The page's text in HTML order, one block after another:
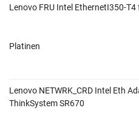
Lenovo FRU Intel EthernetI350-
Platinen
Lenovo NETWRK_CRD Intel Eth
ThinkSystem SR670